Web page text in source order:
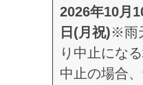
2026年10月
日(月祝)※雨
り中止にな
中止の場合